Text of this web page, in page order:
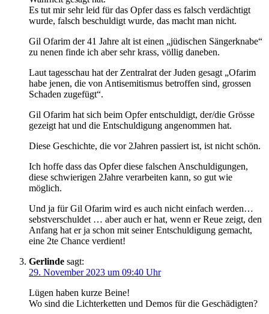
Es tut mir sehr leid für das Opfer dass es falsch verdächtigt
wurde, falsch beschuldigt wurde, das macht man nicht.
Gil Ofarim der 41 Jahre alt ist einen „jüdischen Sängerknabe“
zu nenen finde ich aber sehr krass, völlig daneben.
Laut tagesschau hat der Zentralrat der Juden gesagt „Ofarim
habe jenen, die von Antisemitismus betroffen sind, grossen
Schaden zugefügt“.
Gil Ofarim hat sich beim Opfer entschuldigt, der/die Grösse
gezeigt hat und die Entschuldigung angenommen hat.
Diese Geschichte, die vor 2Jahren passiert ist, ist nicht schön.
Ich hoffe dass das Opfer diese falschen Anschuldigungen,
diese schwierigen 2Jahre verarbeiten kann, so gut wie
möglich.
Und ja für Gil Ofarim wird es auch nicht einfach werden…
sebstverschuldet … aber auch er hat, wenn er Reue zeigt, den
Anfang hat er ja schon mit seiner Entschuldigung gemacht,
eine 2te Chance verdient!
Gerlinde sagt:
29. November 2023 um 09:40 Uhr
Lügen haben kurze Beine!
Wo sind die Lichterketten und Demos für die Geschädigten?